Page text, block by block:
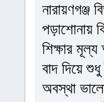
নারায়ণগঞ্জ
পড়াশোনায়
শিক্ষার
বাদ দিয়ে
অবস্থা